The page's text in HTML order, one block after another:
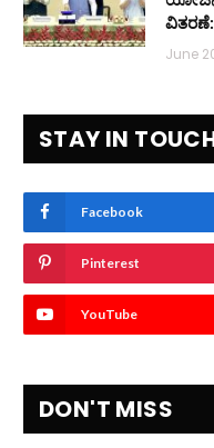
ವಿತರಣೆ:
June
STAY IN
Facebook
Pinterest
YouTube
DON'T MISS